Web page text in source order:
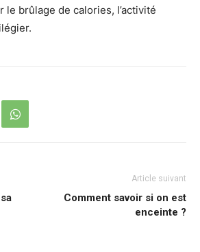
le brûlage de calories, l’activité
Article suivant
Comment savoir si on est
enceinte ?